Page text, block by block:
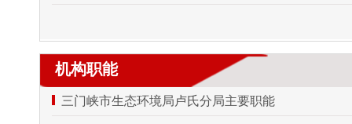
机构职能
三门峡市生态环境局卢氏分局主要职能